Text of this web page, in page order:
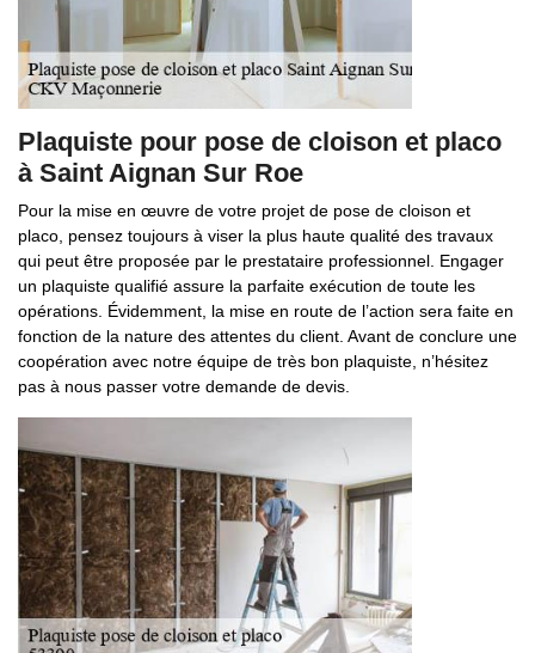
Plaquiste pour pose de cloison et placo
à Saint Aignan Sur Roe
Pour la mise en œuvre de votre projet de pose de cloison et
placo, pensez toujours à viser la plus haute qualité des travaux
qui peut être proposée par le prestataire professionnel. Engager
un plaquiste qualifié assure la parfaite exécution de toute les
opérations. Évidemment, la mise en route de l’action sera faite en
fonction de la nature des attentes du client. Avant de conclure une
coopération avec notre équipe de très bon plaquiste, n’hésitez
pas à nous passer votre demande de devis.